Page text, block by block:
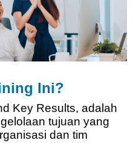
Ini?
Key Results, adalah
tujuan yang
dan tim